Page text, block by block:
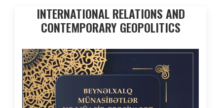
INTERNATIONAL RELATIONS AND
CONTEMPORARY GEOPOLITICS